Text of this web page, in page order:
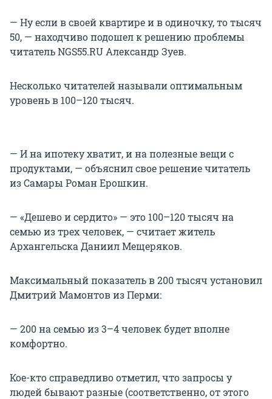
— Ну если в своей квартире и в одиночку, то тысяч
50, — находчиво подошел к решению проблемы
читатель NGS55.RU Александр Зуев.
Несколько читателей называли оптимальным
уровень в 100–120 тысяч.
— И на ипотеку хватит, и на полезные вещи с
продуктами, — объяснил свое решение читатель
из Самары Роман Ерошкин.
— «Дешево и сердито» — это 100–120 тысяч на
семью из трех человек, — считает житель
Архангельска Даниил Мещеряков.
Максимальный показатель в 200 тысяч установил
Дмитрий Мамонтов из Перми:
— 200 на семью из 3–4 человек будет вполне
комфортно.
Кое-кто справедливо отметил, что запросы у
людей бывают разные (соответственно, от этого